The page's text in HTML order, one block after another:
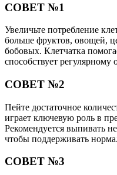
СОВЕТ №1
Увеличьте потребление
больше фруктов, овощей,
бобовых. Клетчатка
способствует
СОВЕТ №2
Пейте достаточное
играет ключевую роль в
Рекомендуется выпивать
чтобы поддерживать
СОВЕТ №3